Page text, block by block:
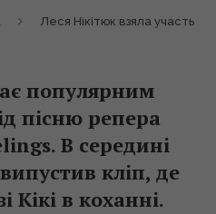
Леся Нікітюк взяла участь
популярним
пісню репера
В середині
кліп, де
Кікі в коханні.